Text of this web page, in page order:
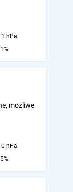
hPa
możliwe
hPa